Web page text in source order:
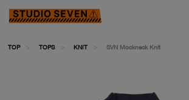
TOP TOPS KNIT SVN Mockneck Knit